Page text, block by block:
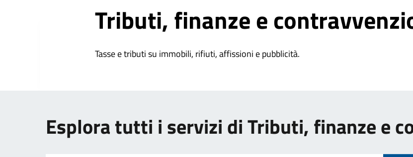
Tributi, finanze e
Tasse e tributi su immobili, rifiuti, affissioni e pubblicità.
Esplora tutti i servizi di Tributi, finanze e